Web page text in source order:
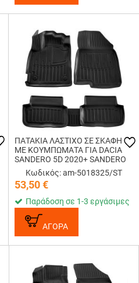
ΠΑΤΑΚΙA ΛΑΣΤΙΧΟ ΣΕ ΣΚΑΦΗ
ME KOYMΠΩΜΑΤΑ ΓΙΑ DACIA
SANDERO 5D 2020+ SANDERO
STEPWAY 5D 2020+ RACE
AXION - 5 Τεμ.
Κωδικός: am-5018325/ST
53,50€
Παράδοση σε 1-3 εργάσιμες
ΑΓΟΡΑ